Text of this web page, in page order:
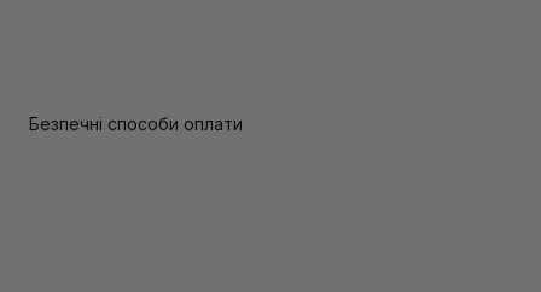
Безпечні способи оплати